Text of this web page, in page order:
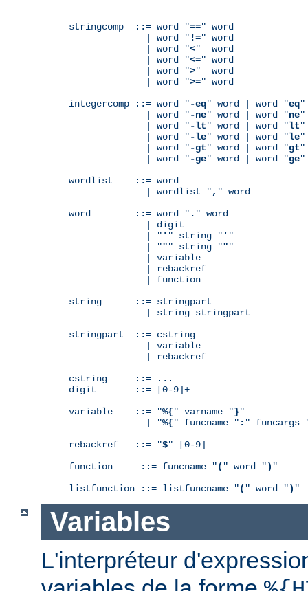
stringcomp  ::= word "==" word
              | word "
!=" word
              | word "
<"  word
              | word "
<=" word
              | word "
>"  word
              | word "
>=" word
integercomp ::= word "-eq" word | word "eq"
              | word "
-ne" word | word "ne"
              | word "
-lt" word | word "lt"
              | word "
-le" word | word "le"
              | word "
-gt" word | word "gt"
              | word "
-ge" word | word "ge"
wordlist    ::= word
              | wordlist "
, " word
word        ::= word " . " word
              | digit
              | "
' " string " ' "
              | "
"" string """
              | variable
              | function
string      ::= stringpart
              | string stringpart
stringpart  ::= cstring
              | variable
cstring     ::= ...
digit       ::= [0-9]+
variable    ::= "%{" varname "}"
              | "
%{" funcname " : " funcargs
rebackref   ::= "$" [0-9]
function     ::= funcname "( " word ") "
listfunction ::= listfuncname "( " word ") "
Variables
L'interpréteur